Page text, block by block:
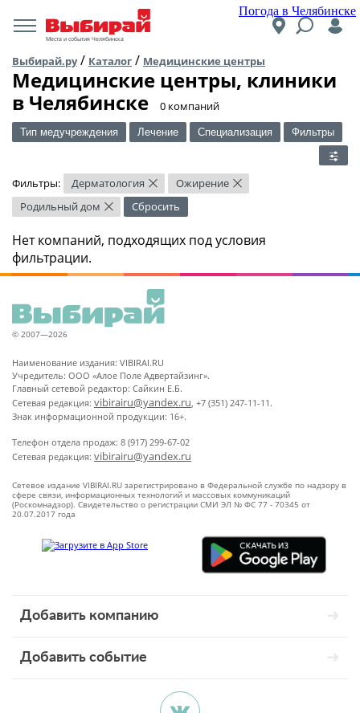
Погода в Челябинске
Места и события Челябинска
Выбирай.ру/ Каталог / Медицинские центры
Медицинские центры, клиники
в Челябинске
​0 компаний
Тип медучреждения Лечение Специализация Фильтры
Фильтры: Дерматология × Ожирение ×
Родильный дом × Сбросить
Нет компаний, подходящих под условия
фильтрации.
© 2007—2026
Наименование издания: VIBIRAI.RU
Учредитель: ООО «Алое Поле Адвертайзинг».
Главный сетевой редактор: Сайкин Е.Б.
Сетевая редакция: vibirairu@yandex.ru, +7 (351) 247-11-11.
Знак информационной продукции: 16+.
Телефон отдела продаж: 8 (917) 299-67-02
Сетевая редакция: vibirairu@yandex.ru
Сетевое издание VIBIRAI.RU зарегистрировано в Федеральной службе по надзору в
сфере связи, информационных технологий и массовых коммуникаций
(Роскомнадзор). Свидетельство о регистрации СМИ ЭЛ № ФС 77 - 70345 от
20.07.2017 года
Добавить компанию
Добавить событие